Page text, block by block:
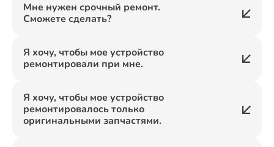
Мне нужен срочный ремонт.
Сможете сделать?
Я хочу, чтобы мое устройство
ремонтировали при мне.
Я хочу, чтобы мое устройство
ремонтировалось только
оригинальными запчастями.